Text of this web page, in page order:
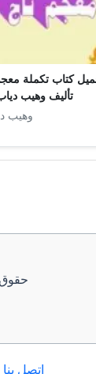
تأليف وهيب
وهيب
إتصل بنا